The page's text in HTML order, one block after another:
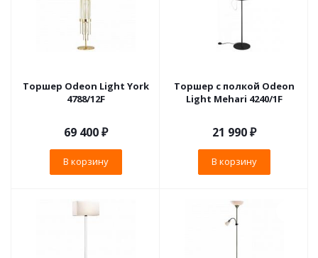
Торшер Odeon Light York
4788/12F
69 400₽
В корзину
Торшер с полкой Odeon
Light Mehari 4240/1F
21 990₽
В корзину